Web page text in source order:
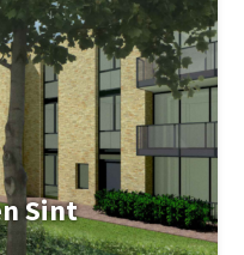
Sint